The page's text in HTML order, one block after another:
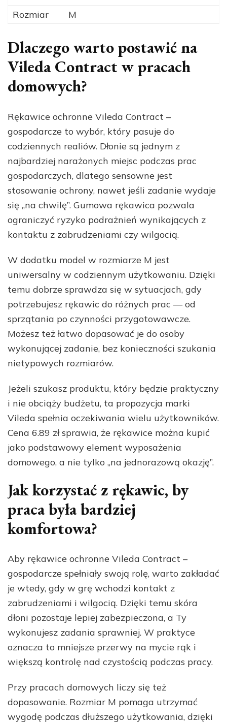
Rozmiar
M
Dlaczego warto postawić na
Vileda Contract w pracach
domowych?
Rękawice ochronne Vileda Contract –
gospodarcze to wybór, który pasuje do
codziennych realiów. Dłonie są jednym z
najbardziej narażonych miejsc podczas prac
gospodarczych, dlatego sensowne jest
stosowanie ochrony, nawet jeśli zadanie wydaje
się „na chwilę”. Gumowa rękawica pozwala
ograniczyć ryzyko podrażnień wynikających z
kontaktu z zabrudzeniami czy wilgocią.
W dodatku model w rozmiarze M jest
uniwersalny w codziennym użytkowaniu. Dzięki
temu dobrze sprawdza się w sytuacjach, gdy
potrzebujesz rękawic do różnych prac — od
sprzątania po czynności przygotowawcze.
Możesz też łatwo dopasować je do osoby
wykonującej zadanie, bez konieczności szukania
nietypowych rozmiarów.
Jeżeli szukasz produktu, który będzie praktyczny
i nie obciąży budżetu, ta propozycja marki
Vileda spełnia oczekiwania wielu użytkowników.
Cena 6.89 zł sprawia, że rękawice można kupić
jako podstawowy element wyposażenia
domowego, a nie tylko „na jednorazową okazję”.
Jak korzystać z rękawic, by
praca była bardziej
komfortowa?
Aby rękawice ochronne Vileda Contract –
gospodarcze spełniały swoją rolę, warto zakładać
je wtedy, gdy w grę wchodzi kontakt z
zabrudzeniami i wilgocią. Dzięki temu skóra
dłoni pozostaje lepiej zabezpieczona, a Ty
wykonujesz zadania sprawniej. W praktyce
oznacza to mniejsze przerwy na mycie rąk i
większą kontrolę nad czystością podczas pracy.
Przy pracach domowych liczy się też
dopasowanie. Rozmiar M pomaga utrzymać
wygodę podczas dłuższego użytkowania, dzięki